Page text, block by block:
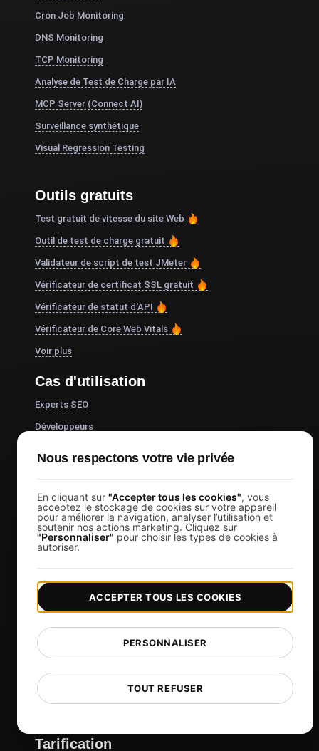
Cron Job Monitoring
DNS Monitoring
TCP Monitoring
Analyse de Test de Charge par IA
MCP Server (Connect AI)
Surveillance synthétique
Visual Regression Testing
Outils gratuits
Test gratuit de vitesse du site Web
Outil de test de charge gratuit
Validateur de script de test JMeter
Vérificateur de certificat SSL gratuit
Vérificateur de statut d'API
Vérificateur de Core Web Vitals
Voir plus
Cas d'utilisation
Experts SEO
Développeurs
Les ingénieurs DevOps
E-commerce
Gestionnaires informatiques
Chefs de produit
CTO
Propriétaires d'entreprise
Organisateurs d'événements virtuels
Services financiers
Tarification
Nous respectons votre vie privée
En cliquant sur "Accepter tous les cookies", vous
acceptez le stockage de cookies sur votre appareil
pour améliorer la navigation, analyser l’utilisation et
soutenir nos actions marketing. Cliquez sur
"Personnaliser" pour choisir les types de cookies à
autoriser.
TOUT REFUSER
PERSONNALISER
ACCEPTER TOUS LES COOKIES